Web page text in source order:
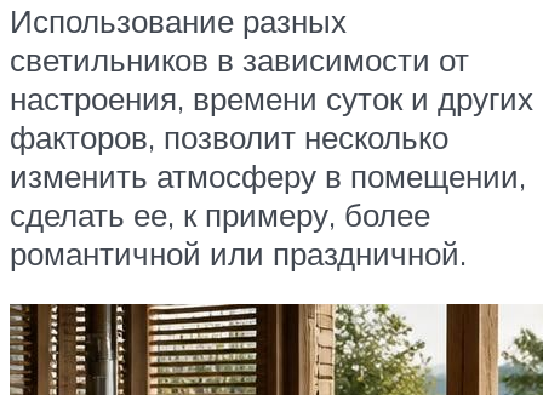
Использование разных
светильников в зависимости от
настроения, времени суток и других
факторов, позволит несколько
изменить атмосферу в помещении,
сделать ее, к примеру, более
романтичной или праздничной.